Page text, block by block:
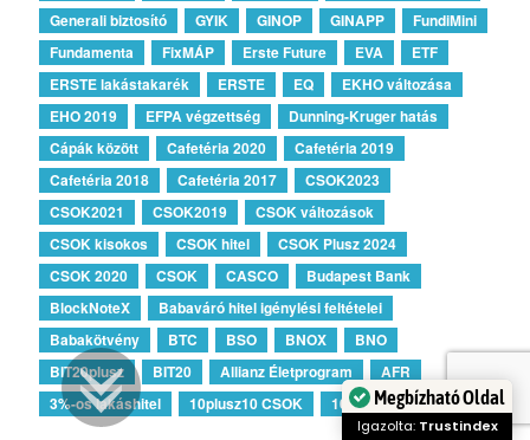
Generali biztosító
GYIK GINOP GINAPP
FundiMini
Fundamenta
FixMÁP Erste Future EVA
ETF
ERSTE lakástakarék
ERSTE EQ
EKHO változása
EHO 2019
EFPA végzettség
Dunning-Kruger hatás
Cápák között
Cafetéria 2020
Cafetéria 2019
Cafetéria 2018
Cafetéria 2017
CSOK2023
CSOK2021
CSOK2019
CSOK változások
CSOK kisokos
CSOK hitel
CSOK Plusz 2024
CSOK 2020
CSOK CASCO
Budapest Bank
BlockNoteX
Babaváró hitel igénylési feltételei
Babakötvény
BTC BSO BNOX
BNO
BIT20plusz
BIT20 Allianz Életprogram
AFR
3%-os lakáshitel
10plusz10 CSOK 10plus15 CSOK
Megbízható Oldal